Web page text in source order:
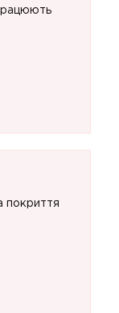
покриття